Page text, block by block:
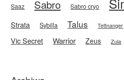
Saaz Sabro Sabro cryo
Strata Sybilla Talus Tettnanger
Vic Secret Warrior Zeus Zula